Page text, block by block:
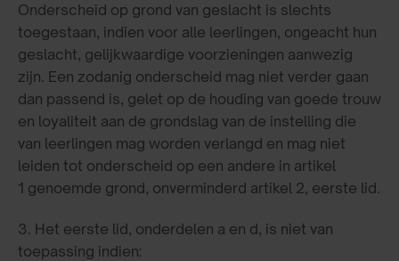
Onderscheid op grond van geslacht is slechts
toegestaan, indien voor alle leerlingen, ongeacht hun
geslacht, gelijkwaardige voorzieningen aanwezig
zijn. Een zodanig onderscheid mag niet verder gaan
dan passend is, gelet op de houding van goede trouw
en loyaliteit aan de grondslag van de instelling die
van leerlingen mag worden verlangd en mag niet
leiden tot onderscheid op een andere in artikel
1 genoemde grond, onverminderd artikel 2, eerste lid.
3. Het eerste lid, onderdelen a en d, is niet van
toepassing indien: